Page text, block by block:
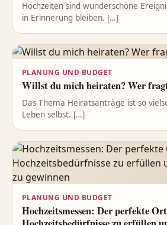
Hochzeiten sind wunderschöne
in Erinnerung bleiben. […]
PLANUNG UND BUDGET
Willst du mich heiraten? Wer
Das Thema Heiratsanträge ist so
Leben selbst. […]
PLANUNG UND BUDGET
Hochzeitsmessen: Der perfekte